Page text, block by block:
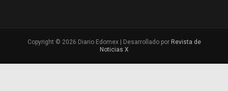
Copyright © 2026 Diario Edomex | Desarrollado por Revista de
Noticias X